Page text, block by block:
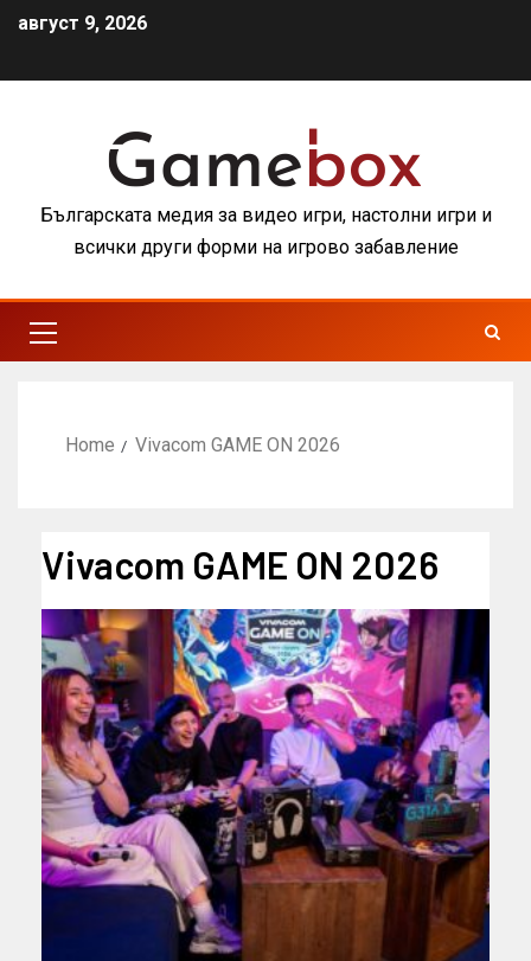
август 9, 2026
Българската медия за видео игри, настолни игри и
всички други форми на игрово забавление
Home Vivacom GAME ON 2026
Vivacom GAME ON 2026